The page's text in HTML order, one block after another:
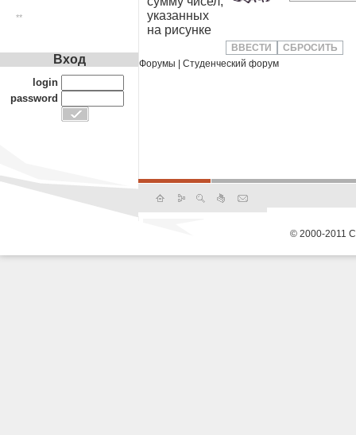
**
указанных
на рисунке
Форумы Студенческий форум
Вход
login
password
© 2000-2011